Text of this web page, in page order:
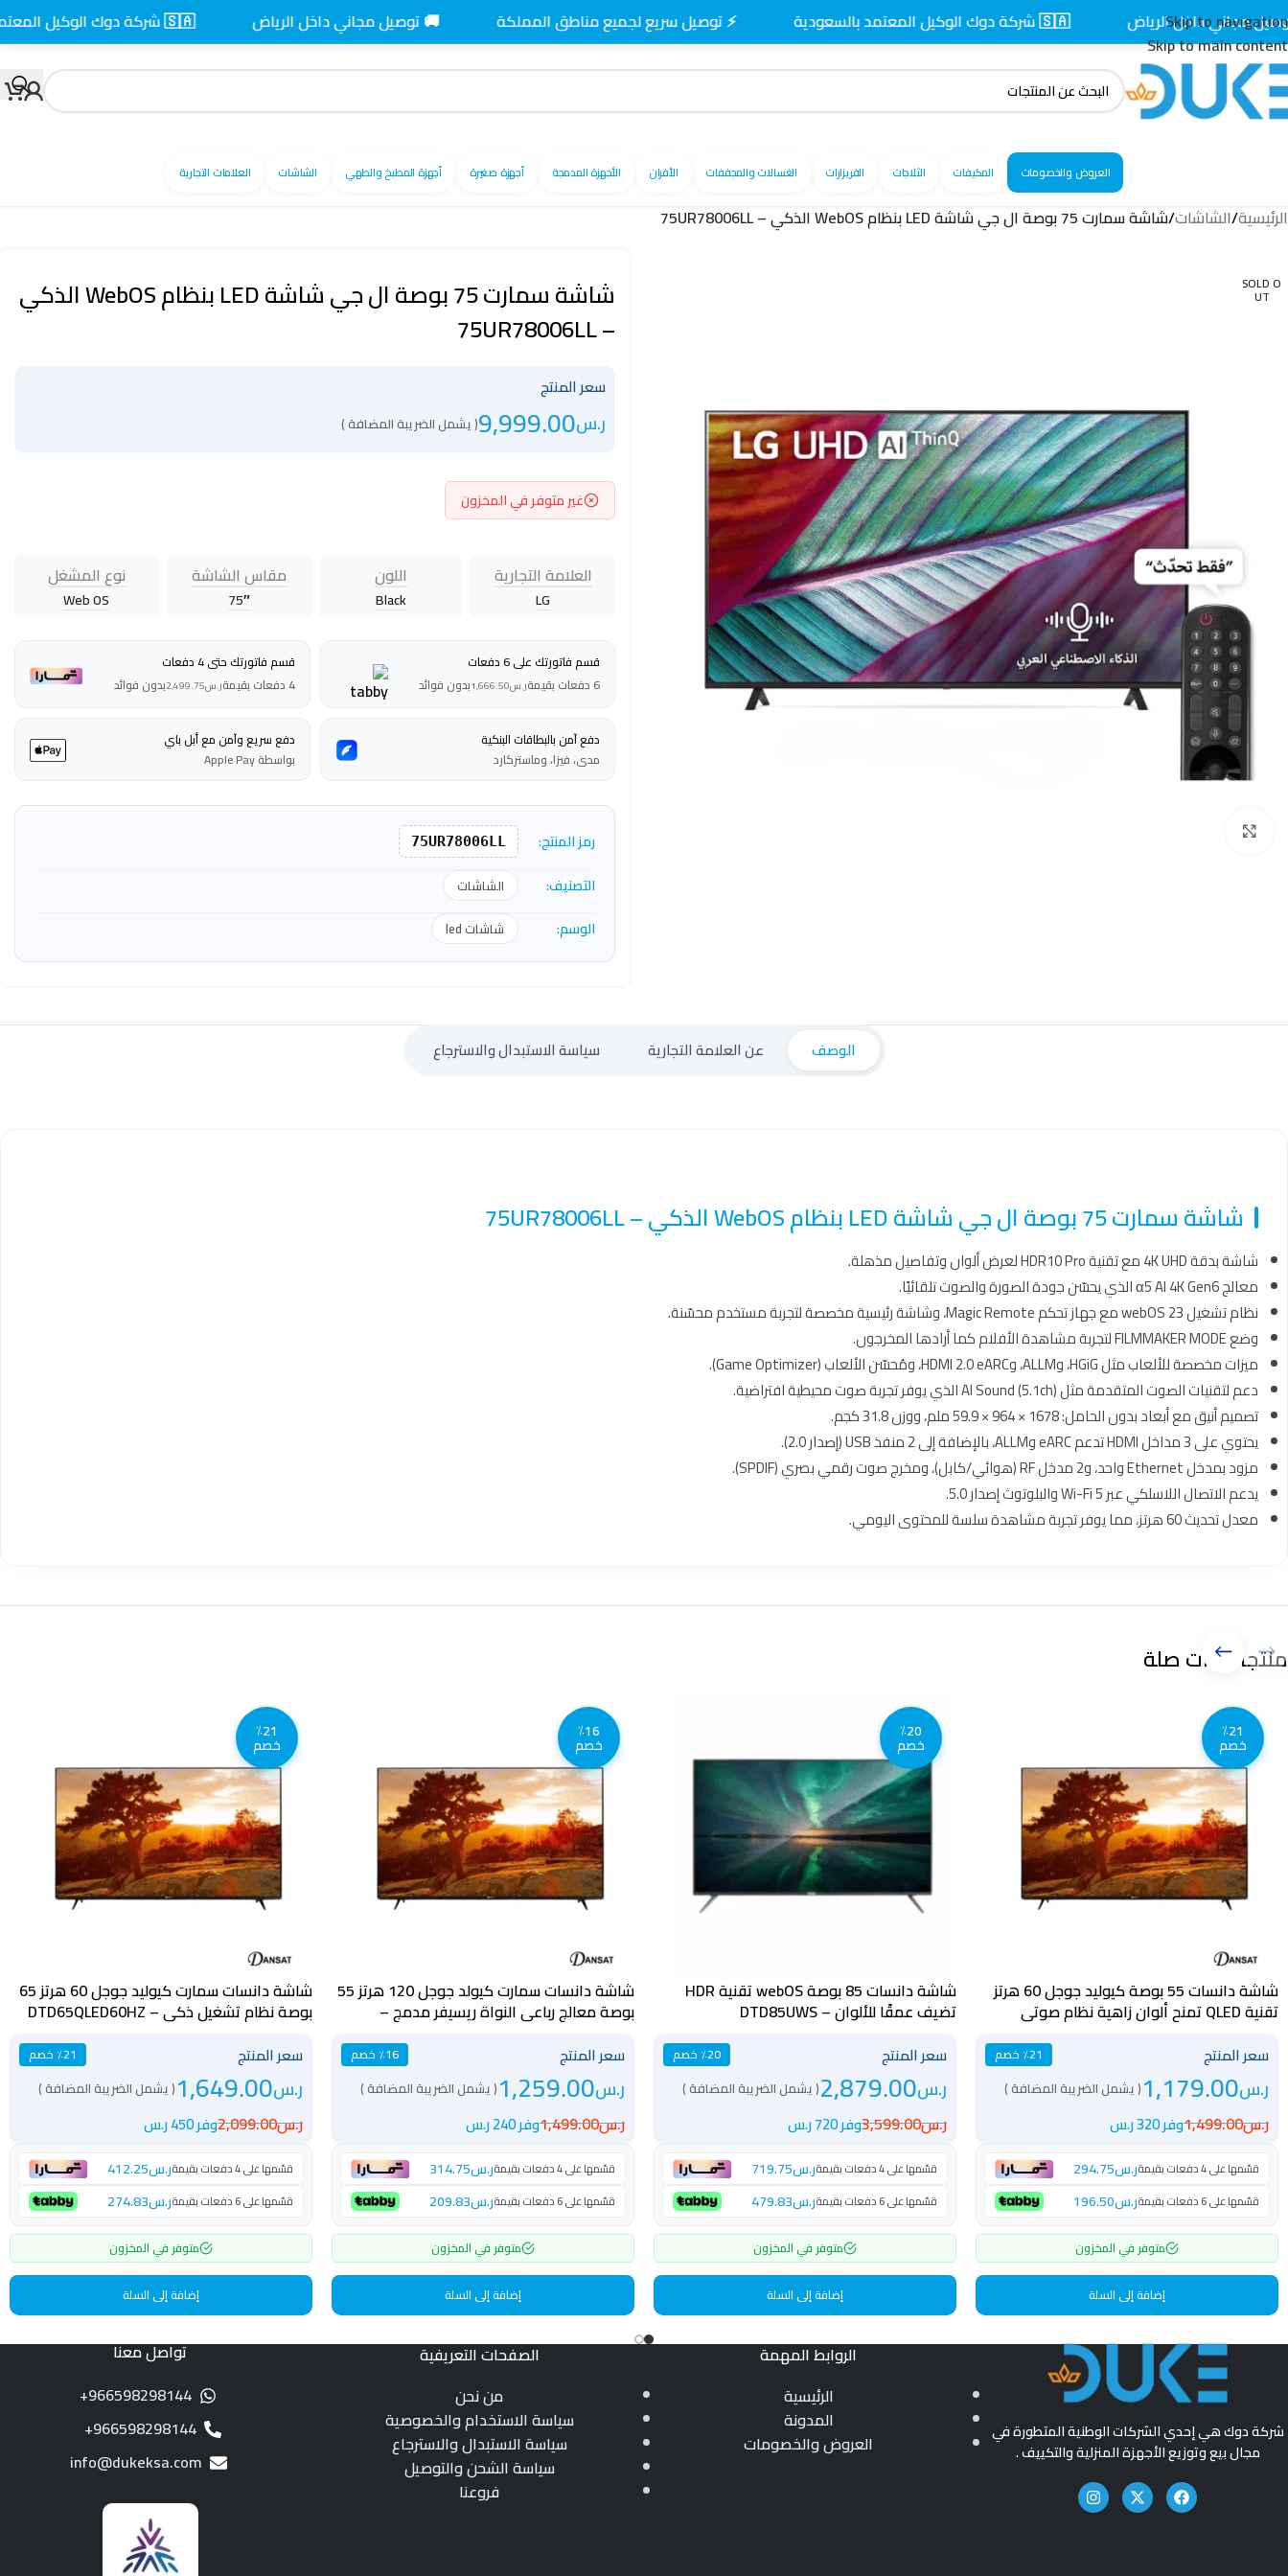
Skip to navigation
Skip to main content
العروض والخصومات المكيفات الثلاجات الفريزارات الغسالات والمجففات الأفران الأجهزة المدمجة أجهزة صغيرة أجهزة المطبخ والطهي الشاشات العلامات التجارية
الرئيسية/الشاشات/شاشة سمارت 75 بوصة ال جي شاشة LED بنظام WebOS الذكي – 75UR78006LL
SOLD O
UT
شاشة سمارت 75 بوصة ال جي شاشة LED بنظام WebOS الذكي
– 75UR78006LL
سعر المنتج
ر.س9,999.00( يشمل الضريبة المضافة )
غير متوفر في المخزون
العلامة التجارية
LG
اللون
Black
مقاس الشاشة
75″
نوع المشغل
Web OS
قسم فاتورتك على 6 دفعات
6 دفعات بقيمة
ر.س1,666.50بدون فوائد
قسم فاتورتك حتى 4 دفعات
4 دفعات بقيمة
ر.س2,499.75بدون فوائد
دفع آمن بالبطاقات البنكية
مدى، فيزا، وماستركارد
دفع سريع وآمن مع أبل باي
بواسطة Apple Pay
رمز المنتج: 75UR78006LL
التصنيف: الشاشات
الوسم: شاشات led
الوصف عن العلامة التجارية سياسة الاستبدال والاسترجاع
شاشة سمارت 75 بوصة ال جي شاشة LED بنظام WebOS الذكي – 75UR78006LL
شاشة بدقة 4K UHD مع تقنية HDR10 Pro لعرض ألوان وتفاصيل مذهلة.
معالج α5 AI 4K Gen6 الذي يحسّن جودة الصورة والصوت تلقائيًا.
نظام تشغيل webOS 23 مع جهاز تحكم Magic Remote، وشاشة رئيسية مخصصة لتجربة مستخدم محسّنة.
وضع FILMMAKER MODE لتجربة مشاهدة الأفلام كما أرادها المخرجون.
ميزات مخصصة للألعاب مثل HGiG، وALLM، وHDMI 2.0 eARC، ومُحسّن الألعاب (Game Optimizer).
دعم لتقنيات الصوت المتقدمة مثل AI Sound (5.1ch) الذي يوفر تجربة صوت محيطية افتراضية.
تصميم أنيق مع أبعاد بدون الحامل: 1678 × 964 × 59.9 ملم، ووزن 31.8 كجم.
يحتوي على 3 مداخل HDMI تدعم eARC وALLM، بالإضافة إلى 2 منفذ USB (إصدار 2.0).
مزود بمدخل Ethernet واحد، و2 مدخل RF (هوائي/كابل)، ومخرج صوت رقمي بصري (SPDIF).
يدعم الاتصال اللاسلكي عبر Wi-Fi 5 والبلوتوث إصدار 5.0.
معدل تحديث 60 هرتز، مما يوفر تجربة مشاهدة سلسة للمحتوى اليومي.
منتجات ذات صلة
٪21
خصم
شاشة دانسات 55 بوصة كيوليد جوجل 60 هرتز
تقنية QLED تمنح ألوان زاهية نظام صوتي
سعر المنتج ٪21 خصم
ر.س1,179.00( يشمل الضريبة المضافة )
ر.س1,499.00وفر 320 ر.س
قسّمها على 4 دفعات بقيمة ر.س294.75
قسّمها على 6 دفعات بقيمة ر.س196.50
متوفر في المخزون
إضافة إلى السلة
٪20
خصم
شاشة دانسات 85 بوصة webOS تقنية HDR
تضيف عمقًا للألوان – DTD85UWS
سعر المنتج ٪20 خصم
ر.س2,879.00( يشمل الضريبة المضافة )
ر.س3,599.00وفر 720 ر.س
قسّمها على 4 دفعات بقيمة ر.س719.75
قسّمها على 6 دفعات بقيمة ر.س479.83
متوفر في المخزون
إضافة إلى السلة
٪16
خصم
شاشة دانسات سمارت كيولد جوجل 120 هرتز 55
بوصة معالج رباعي النواة ريسيفر مدمج –
سعر المنتج ٪16 خصم
ر.س1,259.00( يشمل الضريبة المضافة )
ر.س1,499.00وفر 240 ر.س
قسّمها على 4 دفعات بقيمة ر.س314.75
قسّمها على 6 دفعات بقيمة ر.س209.83
متوفر في المخزون
إضافة إلى السلة
٪21
خصم
شاشة دانسات سمارت كيوليد جوجل 60 هرتز 65
بوصة نظام تشغيل ذكي – DTD65QLED60HZ
سعر المنتج ٪21 خصم
ر.س1,649.00( يشمل الضريبة المضافة )
ر.س2,099.00وفر 450 ر.س
قسّمها على 4 دفعات بقيمة ر.س412.25
قسّمها على 6 دفعات بقيمة ر.س274.83
متوفر في المخزون
إضافة إلى السلة
شركة دوك هي إحدي الشركات الوطنية المتطورة في
مجال بيع وتوزيع الأجهزة المنزلية والتكييف .
الروابط المهمة
الرئيسية
المدونة
العروض والخصومات
الصفحات التعريفية
من نحن
سياسة الاستخدام والخصوصية
سياسة الاستبدال والاسترجاع
سياسة الشحن والتوصيل
فروعنا
تواصل معنا
966598298144+
966598298144+
info@dukeksa.com
داخل الرياض ⚡ توصيل سريع لجميع مناطق المملكة 🚚 توصيل مجاني داخل الرياض